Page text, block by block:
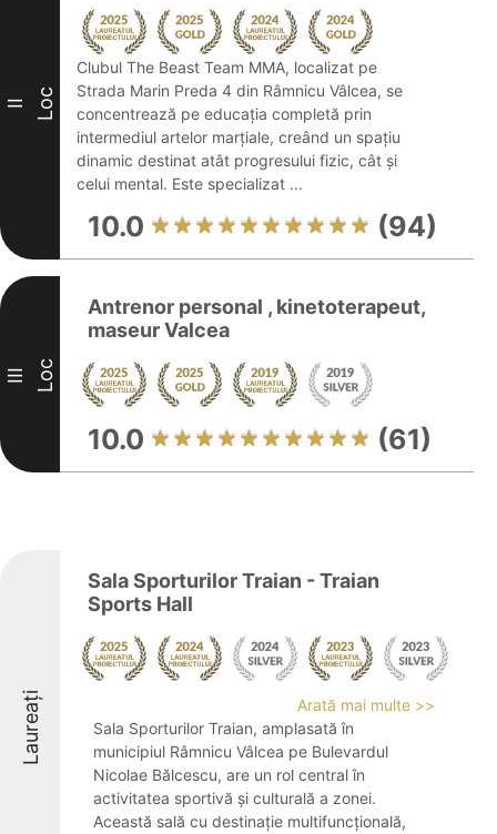
II Loc
Clubul The Beast Team MMA, localizat pe
Strada Marin Preda 4 din Râmnicu Vâlcea, se
concentrează pe educația completă prin
intermediul artelor marțiale, creând un spațiu
dinamic destinat atât progresului fizic, cât și
celui mental. Este specializat ...
10.0 (94)
III Loc
Antrenor personal , kinetoterapeut,
maseur Valcea
10.0 (61)
Laureați
Sala Sporturilor Traian - Traian
Sports Hall
Arată mai multe >>
Sala Sporturilor Traian, amplasată în
municipiul Râmnicu Vâlcea pe Bulevardul
Nicolae Bălcescu, are un rol central în
activitatea sportivă și culturală a zonei.
Această sală cu destinație multifuncțională,